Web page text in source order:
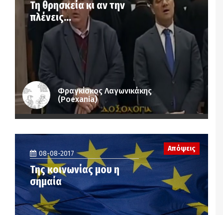
Τη θρησκεία κι αν την
πλένεις…
Φραγκίσκος Λαγωνικάκης
(Poexania)
08-08-2017
Της κοινωνίας μου η
σημαία
Απόψεις